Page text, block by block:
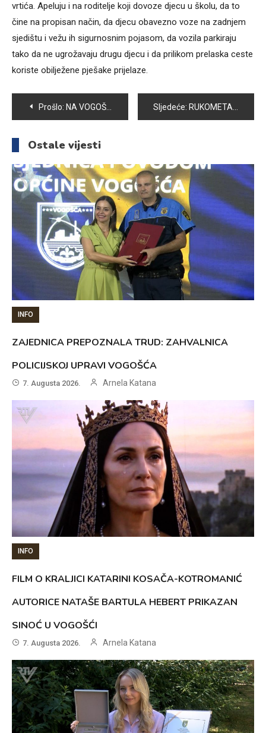
vrtića. Apeluju i na roditelje koji dovoze djecu u školu, da to
čine na propisan način, da djecu obavezno voze na zadnjem
sjedištu i vežu ih sigurnosnim pojasom, da vozila parkiraju
tako da ne ugrožavaju drugu djecu i da prilikom prelaska ceste
koriste obilježene pješake prijelaze.
Navigacija
članaka
Prošlo: NA VOGOŠĆANSKOJ PIJACI RAZNOVRSNA PONUDA DOMAĆIH PROIZVODA UZ PRISTUPAČNE CIJENE Sljedeće: RUKOMETAŠI VOGOŠĆE U DOBROJ FORMI
Ostale vijesti
INFO
ZAJEDNICA PREPOZNALA TRUD: ZAHVALNICA
POLICIJSKOJ UPRAVI VOGOŠĆA
7. Augusta 2026. Arnela Katana
INFO
FILM O KRALJICI KATARINI KOSAČA-KOTROMANIĆ
AUTORICE NATAŠE BARTULA HEBERT PRIKAZAN
SINOĆ U VOGOŠĆI
7. Augusta 2026. Arnela Katana